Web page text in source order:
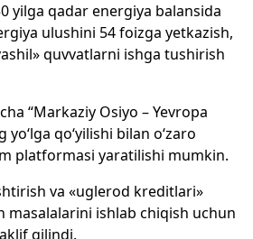
yilga qadar energiya balansida
ulushini 54 foizga yetkazish,
quvvatlarni ishga tushirish
“Markaziy Osiyo – Yevropa
qo‘yilishi bilan o‘zaro
platformasi yaratilishi mumkin.
va «uglerod kreditlari»
ishlab chiqish uchun
qilindi.